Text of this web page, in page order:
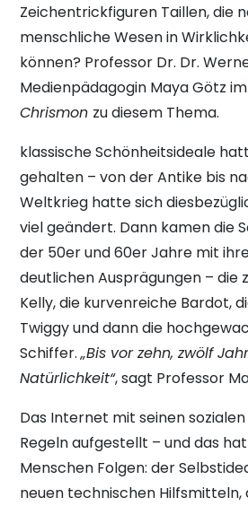
Zeichentrickfiguren Taillen, die
menschliche Wesen in
können? Professor Dr. Dr.
Medienpädagogin Maya Götz
Chrismon zu diesem Thema.
klassische Schönheitsideale
gehalten – von der Antike bis
Weltkrieg hatte sich
viel geändert. Dann kamen die
der 50er und 60er Jahre mit
deutlichen Ausprägungen – die
Kelly, die kurvenreiche Bardot,
Twiggy und dann die
Schiffer.„Bis vor zehn, zwölf
Natürlichkeit“, sagt Professor
Das Internet mit seinen
Regeln aufgestellt – und das
Menschen Folgen: der
neuen technischen Hilfsmitteln,